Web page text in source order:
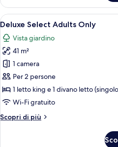
Select
Adults
Only
Apri
tutte
le
foto
per
Deluxe
Select
Adults
6
Deluxe Select Adults Only
Vista giardino
41 m²
1 camera
Per 2 persone
1 letto king e 1 divano letto
Wi-Fi gratuito
Scopri di più
Altri